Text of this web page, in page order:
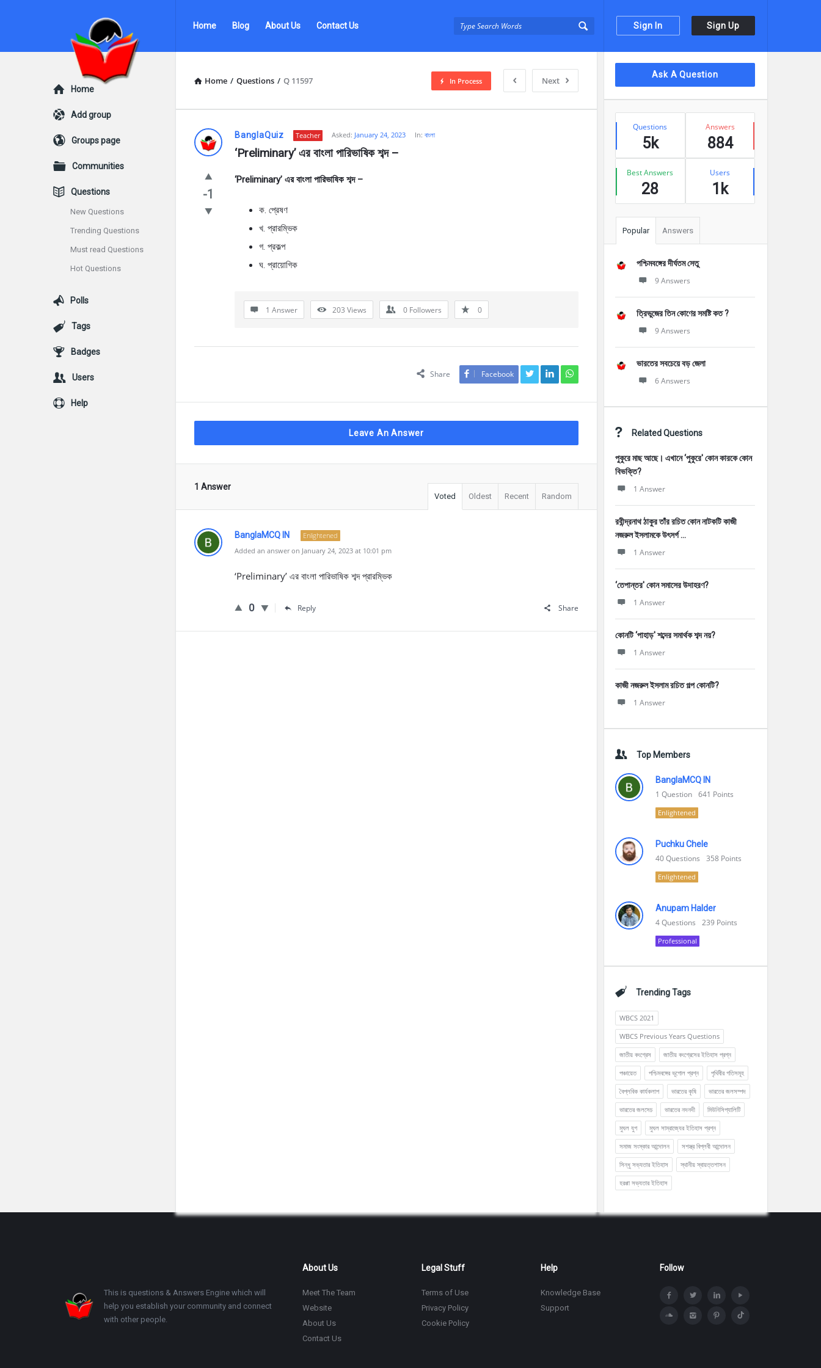
Sign In Sign Up
Questions
BanglaQuiz
Questions
by
BanglaQuiz
Home Blog About Us Contact Us
Home / Questions / Q 11597 Next
In Process
Ask
Questions
by
BanglaQuiz
Questions
BanglaQuiz Teacher Asked: January 24, 2023 In: বাংলা
‘Preliminary’ এর বাংলা পারিভাষিক শব্দ –
-1
‘Preliminary’ এর বাংলা পারিভাষিক শব্দ –
ক. প্রেষণ
খ. প্রারম্ভিক
গ. প্রকল্প
ঘ. প্রায়োগিক
1 Answer 203 Views 0 Followers 0
Share Facebook
Leave An Answer
1 Answer
Voted Oldest Recent Random
BanglaMCQ IN
Enlightened
Added an answer on January 24, 2023 at 10:01 pm
‘Preliminary’ এর বাংলা পারিভাষিক শব্দ প্রারম্ভিক
0 Reply Share
Sidebar
Ask A Question
StatsQuestions
5k
Answers
884
Best Answers
28
Users
1k
Popular Answers
পশ্চিমবঙ্গের দীর্ঘতম সেতু
9 Answers
ত্রিভুজের তিন কোণের সমষ্টি কত ?
9 Answers
ভারতের সবচেয়ে বড় জেলা
6 Answers
Related Questions
পুকুরে মাছ আছে। এখানে ‘পুকুরে' কোন কারকে কোন
বিভক্তি?
1 Answer
রবীন্দ্রনাথ ঠাকুর তাঁর রচিত কোন নাটকটি কাজী
নজরুল ইসলামকে উৎসর্গ ...
1 Answer
‘তেপান্তর' কোন সমাসের উদাহরণ?
1 Answer
কোনটি ‘পাহাড়' শব্দের সমার্থক শব্দ নয়?
1 Answer
কাজী নজরুল ইসলাম রচিত গল্প কোনটি?
1 Answer
Top Members
BanglaMCQ IN
1 Question 641 Points
Enlightened
Puchku Chele
40Questions 358 Points
Enlightened
Anupam Halder
4Questions 239 Points
Professional
Trending Tags
WBCS 2021
WBCS Previous Years Questions
জাতীয় কংগ্রেস
জাতীয় কংগ্রেসের ইতিহাস প্রশ্ন
পঞ্চায়েত
পশ্চিমবঙ্গের ভূগোল প্রশ্ন
পৃথিবীর গতিসমূহ
বৈপ্লবিক কার্যকলাপ
ভারতের কৃষি
ভারতের জলসম্পদ
ভারতের জলসেচ
ভারতের নদনদী
মিউনিসিপ্যালিটি
মুঘল যুগ
মুঘল সাম্রাজ্যের ইতিহাস প্রশ্ন
সমাজ সংস্কার আন্দোলন
সশস্ত্র বিপ্লবী আন্দোলন
সিন্ধু সভ্যতার ইতিহাস
স্থানীয় স্বায়ত্তশাসন
হরপ্পা সভ্যতার ইতিহাস
Explore
Home
Add group
Groups page
Communities
Questions
New Questions
Trending Questions
Must read Questions
Hot Questions
Polls
Tags
Badges
Users
Help
This is questions & Answers Engine which will
help you establish your community and connect
with other people.
About Us
Meet The Team
Website
About Us
Contact Us
Legal Stuff
Terms of Use
Privacy Policy
Cookie Policy
Help
Knowledge Base
Support
Follow